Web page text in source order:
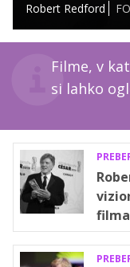
Robert Redford
Filme, v
si lahko
filma